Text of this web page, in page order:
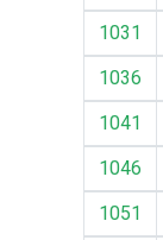
1031
1036
1041
1046
1051